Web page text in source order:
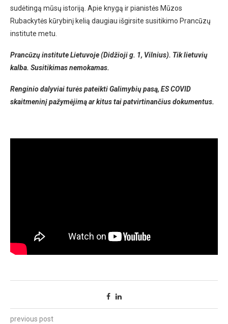
sudėtingą mūsų istoriją. Apie knygą ir pianistės Mūzos
Rubackytės kūrybinį kelią daugiau išgirsite susitikimo Prancūzų
institute metu.
Prancūzų institute Lietuvoje (Didžioji g. 1, Vilnius). Tik lietuvių
kalba. Susitikimas nemokamas.
Renginio dalyviai turės pateikti Galimybių pasą, ES COVID
skaitmeninį pažymėjimą ar kitus tai patvirtinančius dokumentus.
previous post